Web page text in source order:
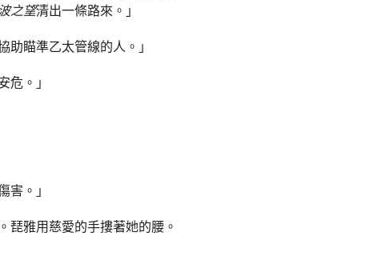
之望清出一條路來。」
瞄準乙太管線的人。」
。」
。」
琵雅用慈愛的手摟著她的腰。